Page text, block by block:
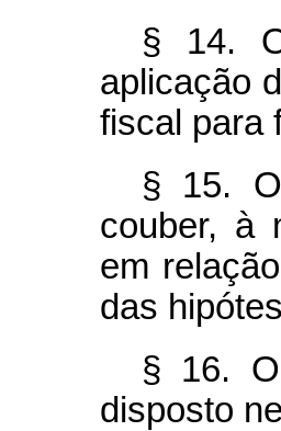
§ 14.
aplicação
fiscal para
§ 15.
couber, à
em
das
§ 16.
disposto